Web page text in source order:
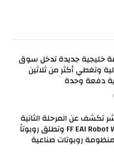
خليجية جديدة تدخل سوق
وتغطي أكثر من ثلاثين
دفعة وحدة
تكشف عن المرحلة الثانية
من عالم FF EAI Robot World وتطلق روبوتاً
روبوتات صناعية